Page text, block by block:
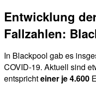
Entwicklung
Fallzahlen:
In Blackpool gab es
COVID-19. Aktuell sind
entsprichteiner je 4.600